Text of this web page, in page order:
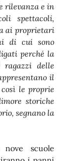
rilevanza e in
spettacoli,
ai proprietari
di cui sono
perché la
ragazzi delle
il
le proprie
storiche
segnano la
scuole